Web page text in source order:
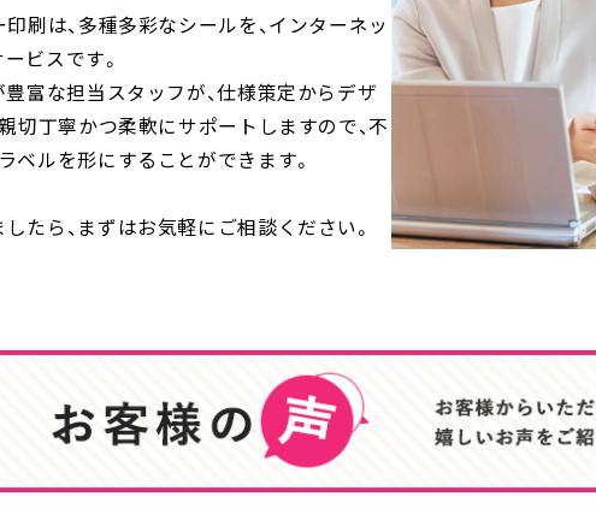
刷は、多種多彩なシールを、インターネッ
ビスです。
富な担当スタッフが、仕様策定からデザ
切丁寧かつ柔軟にサポートしますので、不
ベルを形にすることができます。
たら、まずはお気軽にご相談ください。